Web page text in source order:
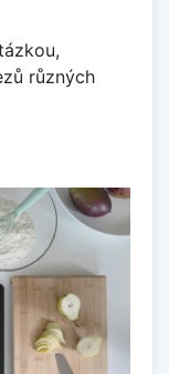
různých